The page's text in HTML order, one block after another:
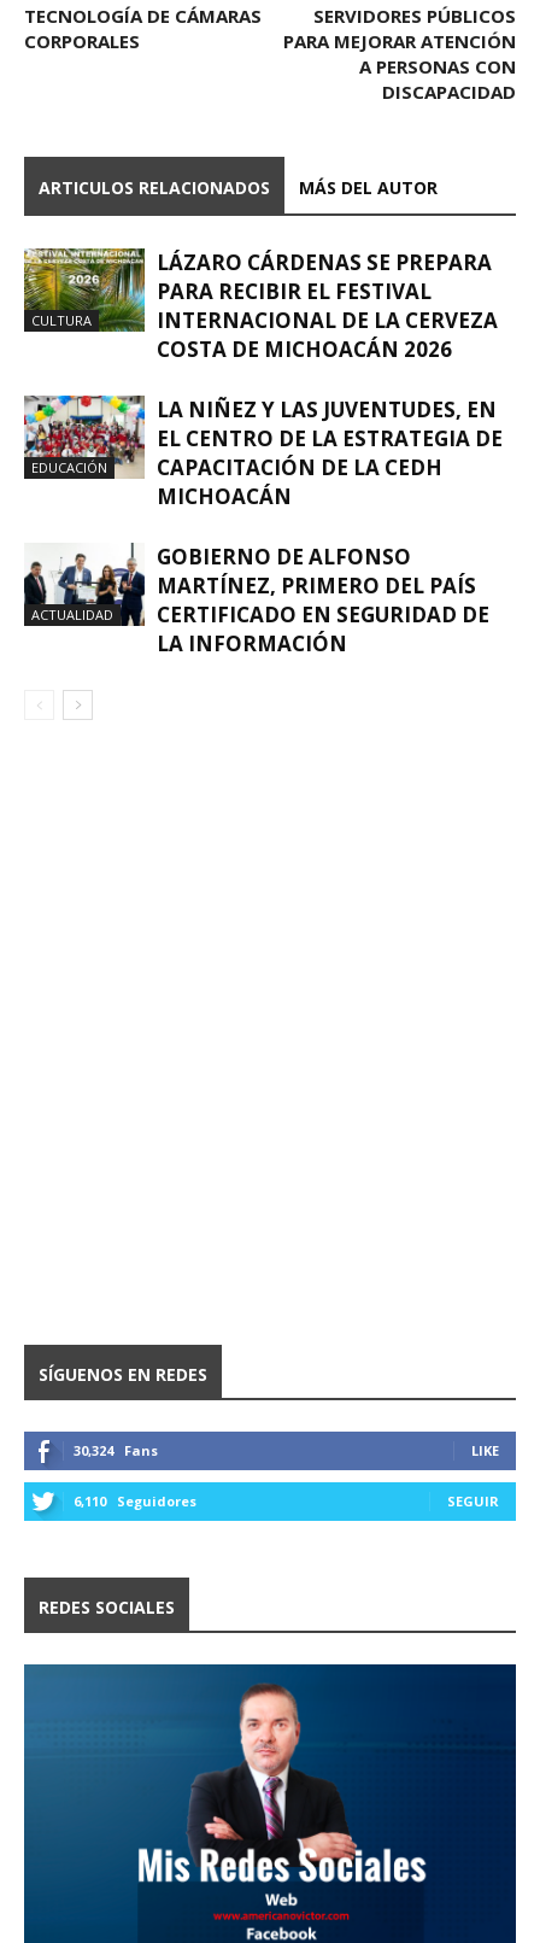
TECNOLOGÍA DE CÁMARAS
CORPORALES
SERVIDORES PÚBLICOS
PARA MEJORAR ATENCIÓN
A PERSONAS CON
DISCAPACIDAD
ARTICULOS RELACIONADOS MÁS DEL AUTOR
CULTURA
LÁZARO CÁRDENAS SE PREPARA
PARA RECIBIR EL FESTIVAL
INTERNACIONAL DE LA CERVEZA
COSTA DE MICHOACÁN 2026
EDUCACIÓN
LA NIÑEZ Y LAS JUVENTUDES, EN
EL CENTRO DE LA ESTRATEGIA DE
CAPACITACIÓN DE LA CEDH
MICHOACÁN
ACTUALIDAD
GOBIERNO DE ALFONSO
MARTÍNEZ, PRIMERO DEL PAÍS
CERTIFICADO EN SEGURIDAD DE
LA INFORMACIÓN
SÍGUENOS EN REDES
30,324 Fans LIKE
6,110 Seguidores SEGUIR
REDES SOCIALES